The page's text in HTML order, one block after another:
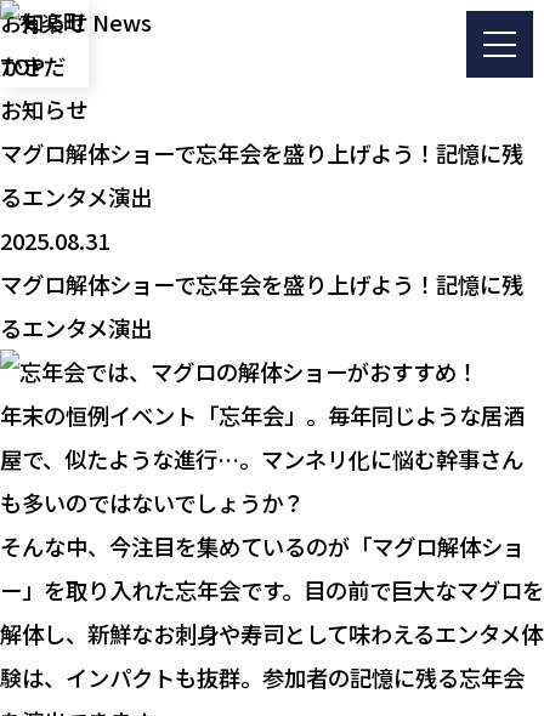
有楽町かきだ
お知らせ News
TOP
お知らせ
マグロ解体ショーで忘年会を盛り上げよう！記憶に残
るエンタメ演出
2025.08.31
マグロ解体ショーで忘年会を盛り上げよう！記憶に残
るエンタメ演出
年末の恒例イベント「忘年会」。毎年同じような居酒
屋で、似たような進行…。マンネリ化に悩む幹事さん
も多いのではないでしょうか？
そんな中、今注目を集めているのが「マグロ解体ショ
ー」を取り入れた忘年会です。目の前で巨大なマグロを
解体し、新鮮なお刺身や寿司として味わえるエンタメ体
験は、インパクトも抜群。参加者の記憶に残る忘年会